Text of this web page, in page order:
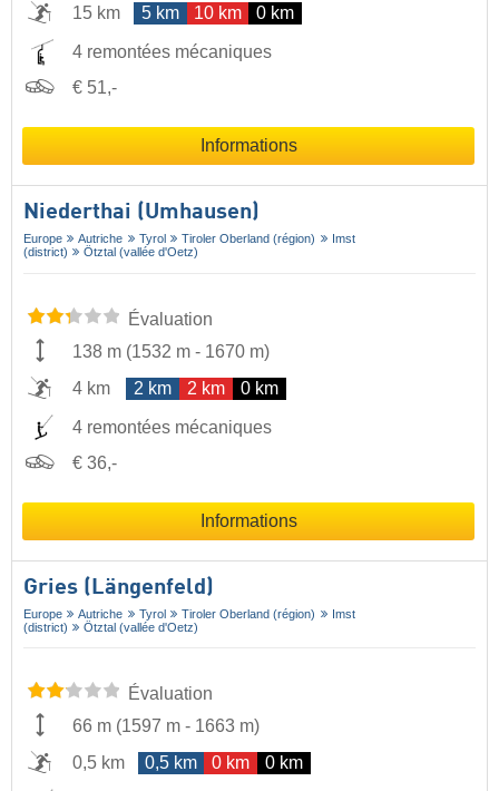
15 km
5 km 10 km 0 km
4 remontées mécaniques
€ 51,-
Informations
Niederthai (Umhausen)
Europe Autriche Tyrol Tiroler Oberland (région)
Imst
(district)
Ötztal (vallée d'Oetz)
Évaluation
138 m (1532 m - 1670 m)
4 km
2 km 2 km 0 km
4 remontées mécaniques
€ 36,-
Informations
Gries (Längenfeld)
Europe Autriche Tyrol Tiroler Oberland (région)
Imst
(district)
Ötztal (vallée d'Oetz)
Évaluation
66 m (1597 m - 1663 m)
0,5 km
0,5 km 0 km 0 km